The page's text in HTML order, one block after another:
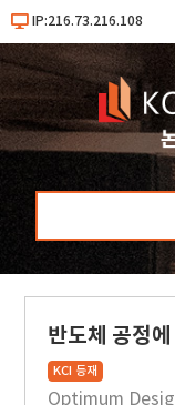
IP:216.73.216.108
반도체 공정
KCI 등재
Optimum